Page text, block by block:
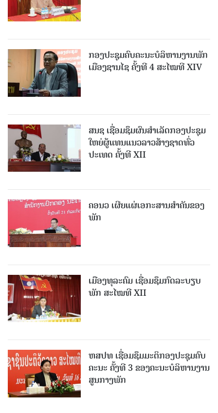
ກອງປະຊຸມຄົບຄະນະບໍລິຫານງານພັກ
ເມືອງຊານ​ໄຊ ຄັ້ງທີ 4 ສະໄໝທີ XIV
ສນຊ ເຊື່ອມຊຶມຜົນສໍາເລັດກອງປະຊຸມ
ໃຫຍ່ຜູ້ແທນແນວລາວສ້າງຊາດທົ່ວ
ປະເທດ ຄັ້ງທີ XII
ຄອນວ ເຜີຍແຜ່ເອກະສານສໍາຄັນຂອງ
ພັກ
ເມືອງທຸລະຄົມ ເຊື່ອມຊຶມກົດລະບຽບ
ພັກ ສະໄໝທີ XII
ຫສປທ ເຊື່ອມຊຶມມະຕິກອງປະຊຸມຄົບ
ຄະນະ ຄັ້ງທີ 3 ຂອງຄະນະບໍລິຫານງານ
ສູນກາງພັກ